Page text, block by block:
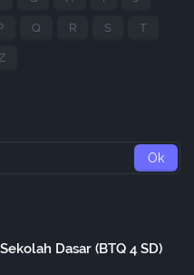
Q R S T
Dasar (BTQ 4 SD)